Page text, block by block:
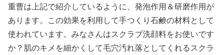
重曹は上記で紹介しているように、発泡作用＆研磨作用が
あります。この効果を利用して手つくり石鹸の材料として
使われています。みなさんはスクラブ洗顔料をお使いです
か？肌のキメを細かくして毛穴汚れ落としてくれるスクラ